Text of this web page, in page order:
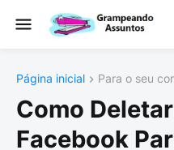
Página inicial Para o seu
Como
Facebook